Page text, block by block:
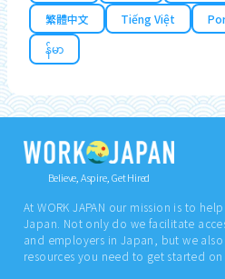
繁體中文
Tiếng Việt
န်မာ
Believe, Aspire, Get Hired
At WORK JAPAN our mission is to
Japan. Not only do we facilitate
and employers in Japan, but we
resources you need to get started on